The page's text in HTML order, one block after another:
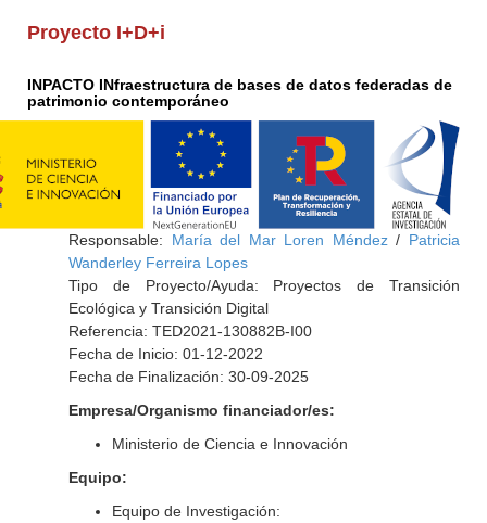
Proyecto I+D+i
INPACTO INfraestructura de bases de datos federadas de
patrimonio contemporáneo
Responsable: María del Mar Loren Méndez/ Patricia
Wanderley Ferreira Lopes
Tipo de Proyecto/Ayuda: Proyectos de Transición
Ecológica y Transición Digital
Referencia: TED2021-130882B-I00
Fecha de Inicio: 01-12-2022
Fecha de Finalización: 30-09-2025
Empresa/Organismo financiador/es:
Ministerio de Ciencia e Innovación
Equipo:
Equipo de Investigación: